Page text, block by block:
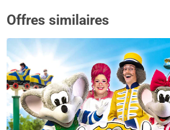
Offres similaires